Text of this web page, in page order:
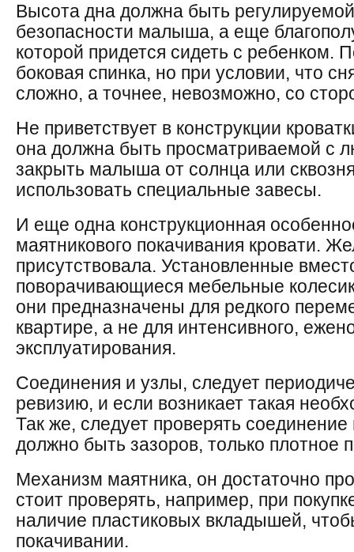
Высота дна должна быть
безопасности малыша, а еще
которой придется сидеть с ребенком.
боковая спинка, но при условии, что
сложно, а точнее, невозможно, со
Не приветствует в конструкции
она должна быть просматриваемой с
закрыть малыша от солнца или
использовать специальные завесы.
И еще одна конструкционная
маятникового покачивания кровати.
присутствовала. Установленные
поворачивающиеся мебельные
они предназначены для редкого
квартире, а не для интенсивного,
эксплуатирования.
Соединения и узлы, следует
ревизию, и если возникает такая
Так же, следует проверять
должно быть зазоров, только плотное
Механизм маятника, он достаточно
стоит проверять, например, при
наличие пластиковых вкладышей,
покачивании.